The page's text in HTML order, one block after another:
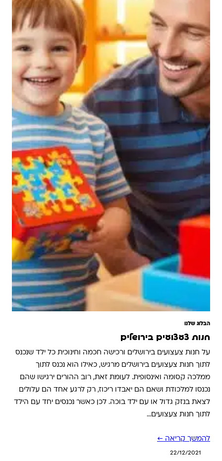
הבלוג שלנו
חנות צעצועים בירושלים
על חנות צעצועים בירושלים ורכישה חכמה וחינוכית כל ילד שנכנס
לתוך חנות צעצועים בירושלים מרגיש, כאילו הוא נכנס לתוך
ממלכה קסומה ואינסופית. לעומת זאת, רוב ההורים ירגישו שהם
נכנסו למלכודת ושאם הם יאבדו ריכוז, רק לרגע אחד הם עלולים
לצאת בנזק גדול או עם ילד בוכה. לכן כאשר נכנסים יחד עם הילד
לתוך חנות צעצועים…
להמשך קריאה ←
22/12/2021